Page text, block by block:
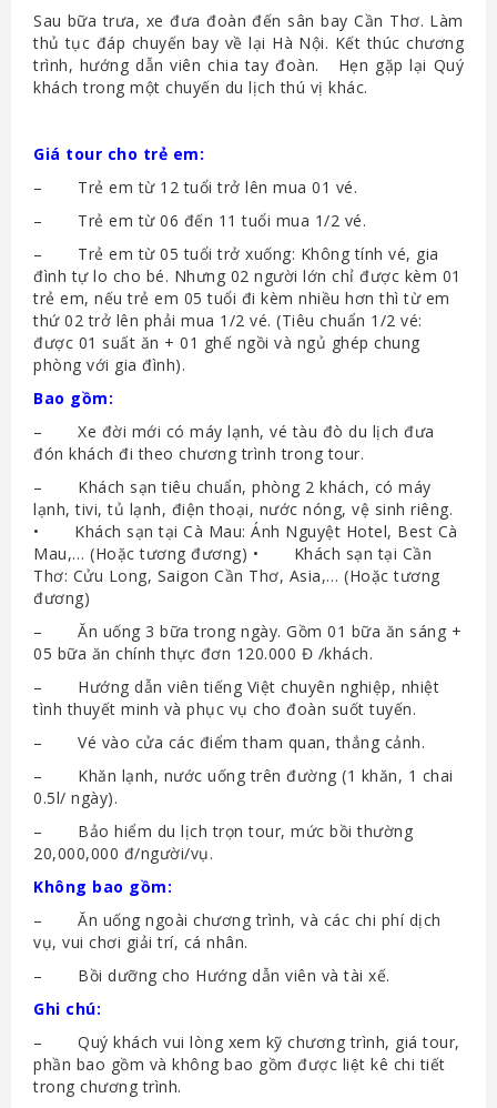
Sau bữa trưa, xe đưa đoàn đến sân bay Cần Thơ. Làm
thủ tục đáp chuyến bay về lại Hà Nội. Kết thúc chương
trình, hướng dẫn viên chia tay đoàn. Hẹn gặp lại Quý
khách trong một chuyến du lịch thú vị khác.
Giá tour cho trẻ em:
– Trẻ em từ 12 tuổi trở lên mua 01 vé.
– Trẻ em từ 06 đến 11 tuổi mua 1/2 vé.
– Trẻ em từ 05 tuổi trở xuống: Không tính vé, gia
đình tự lo cho bé. Nhưng 02 người lớn chỉ được kèm 01
trẻ em, nếu trẻ em 05 tuổi đi kèm nhiều hơn thì từ em
thứ 02 trở lên phải mua 1/2 vé. (Tiêu chuẩn 1/2 vé:
được 01 suất ăn + 01 ghế ngồi và ngủ ghép chung
phòng với gia đình).
Bao gồm:
– Xe đời mới có máy lạnh, vé tàu đò du lịch đưa
đón khách đi theo chương trình trong tour.
– Khách sạn tiêu chuẩn, phòng 2 khách, có máy
lạnh, tivi, tủ lạnh, điện thoại, nước nóng, vệ sinh riêng.
• Khách sạn tại Cà Mau: Ánh Nguyệt Hotel, Best Cà
Mau,… (Hoặc tương đương) • Khách sạn tại Cần
Thơ: Cửu Long, Saigon Cần Thơ, Asia,… (Hoặc tương
đương)
– Ăn uống 3 bữa trong ngày. Gồm 01 bữa ăn sáng +
05 bữa ăn chính thực đơn 120.000 Đ /khách.
– Hướng dẫn viên tiếng Việt chuyên nghiệp, nhiệt
tình thuyết minh và phục vụ cho đoàn suốt tuyến.
– Vé vào cửa các điểm tham quan, thắng cảnh.
– Khăn lạnh, nước uống trên đường (1 khăn, 1 chai
0.5l/ ngày).
– Bảo hiểm du lịch trọn tour, mức bồi thường
20,000,000 đ/người/vụ.
Không bao gồm:
– Ăn uống ngoài chương trình, và các chi phí dịch
vụ, vui chơi giải trí, cá nhân.
– Bồi dưỡng cho Hướng dẫn viên và tài xế.
Ghi chú:
– Quý khách vui lòng xem kỹ chương trình, giá tour,
phần bao gồm và không bao gồm được liệt kê chi tiết
trong chương trình.